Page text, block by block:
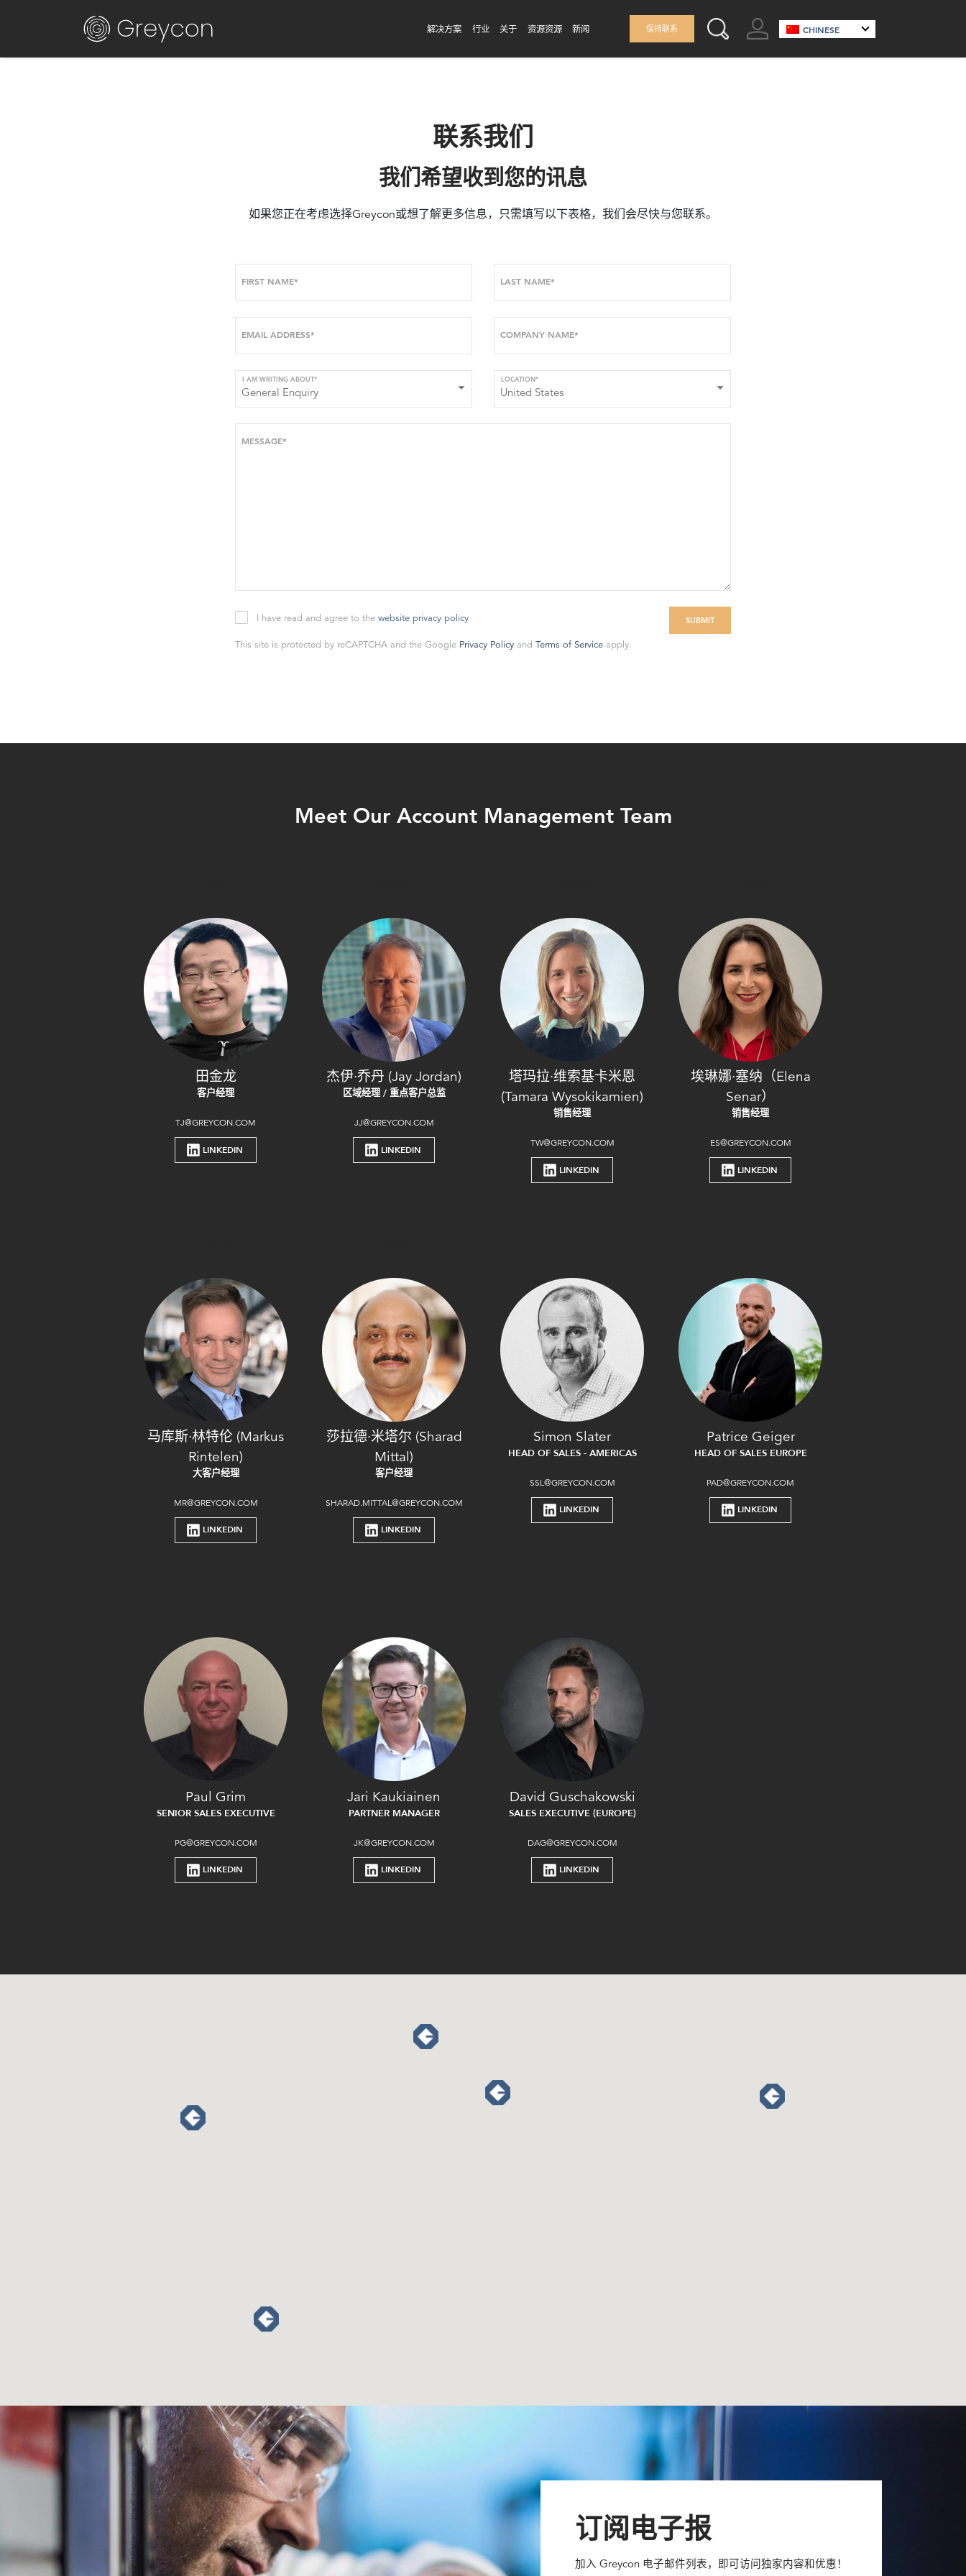
解决方案 行业 关于 资源资源 新闻 保持联系 SEARCH THIS SITE
GO TO ACCOUNT
CHINESE
联系我们
我们希望收到您的讯息
如果您正在考虑选择Greycon或想了解更多信息，只需填写以下表格，我们会尽快与您联系。
FIRST NAME* LAST NAME*
EMAIL ADDRESS* COMPANY NAME*
I AM WRITING ABOUT* LOCATION*
MESSAGE*
I have read and agree to the website privacy policy
This site is protected by reCAPTCHA and the Google Privacy Policy and Terms of Service apply.
Meet Our Account Management Team
田金龙
客户经理
TJ@GREYCON.COM
LINKEDIN
杰伊·乔丹 (Jay Jordan)
区域经理 / 重点客户总监
JJ@GREYCON.COM
LINKEDIN
塔玛拉·维索基卡米恩
(Tamara Wysokikamien)
销售经理
TW@GREYCON.COM
LINKEDIN
埃琳娜·塞纳（Elena
Senar）
销售经理
ES@GREYCON.COM
LINKEDIN
马库斯·林特伦 (Markus
Rintelen)
大客户经理
MR@GREYCON.COM
LINKEDIN
莎拉德·米塔尔 (Sharad
Mittal)
客户经理
SHARAD.MITTAL@GREYCON.COM
LINKEDIN
Simon Slater
HEAD OF SALES - AMERICAS
SSL@GREYCON.COM
LINKEDIN
Patrice Geiger
HEAD OF SALES EUROPE
PAD@GREYCON.COM
LINKEDIN
Paul Grim
SENIOR SALES EXECUTIVE
PG@GREYCON.COM
LINKEDIN
Jari Kaukiainen
PARTNER MANAGER
JK@GREYCON.COM
LINKEDIN
David Guschakowski
SALES EXECUTIVE (EUROPE)
DAG@GREYCON.COM
LINKEDIN
订阅电子报
加入 Greycon 电子邮件列表，即可访问独家内容和优惠！